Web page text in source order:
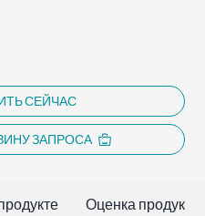
СЕЙЧАС
ЗАПРОСА
Оценка продукта